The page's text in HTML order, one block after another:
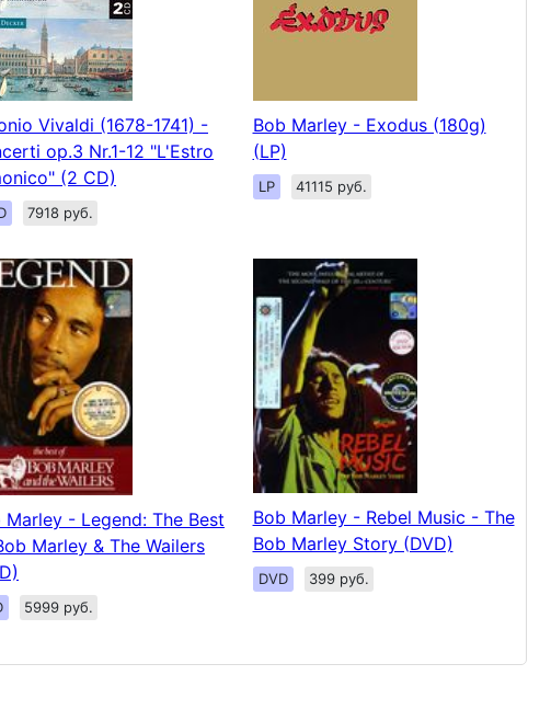
Vivaldi (1678-1741) -
op.3 Nr.1-12 "L'Estro
(2 CD)
7918 руб.
Bob Marley - Exodus (180g)
(LP)
LP 41115 руб.
Marley - Legend: The Best
Marley & The Wailers
5999 руб.
Bob Marley - Rebel Music - The
Bob Marley Story (DVD)
DVD 399 руб.